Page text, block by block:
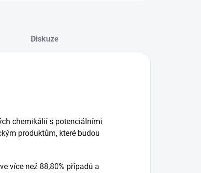
Diskuze
chemikálií s potenciálními
produktům, které budou
více než 88,80% případů a